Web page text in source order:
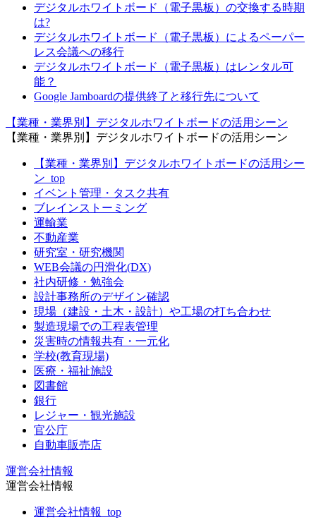
デジタルホワイトボード（電子黒板）の交換する時期
は?
デジタルホワイトボード（電子黒板）によるペーパー
レス会議への移行
デジタルホワイトボード（電子黒板）はレンタル可
能？
Google Jamboardの提供終了と移行先について
【業種・業界別】デジタルホワイトボードの活用シーン
【業種・業界別】デジタルホワイトボードの活用シーン
【業種・業界別】デジタルホワイトボードの活用シー
ン_top
イベント管理・タスク共有
ブレインストーミング
運輸業
不動産業
研究室・研究機関
WEB会議の円滑化(DX)
社内研修・勉強会
設計事務所のデザイン確認
現場（建設・土木・設計）や工場の打ち合わせ
製造現場での工程表管理
災害時の情報共有・一元化
学校(教育現場)
医療・福祉施設
図書館
銀行
レジャー・観光施設
官公庁
自動車販売店
運営会社情報
運営会社情報
運営会社情報_top